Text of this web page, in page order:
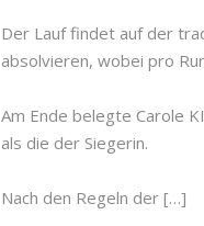
Der Lauf findet auf der
absolvieren, wobei pro
Am Ende belegte Carole
als die der Siegerin.
Nach den Regeln der […]